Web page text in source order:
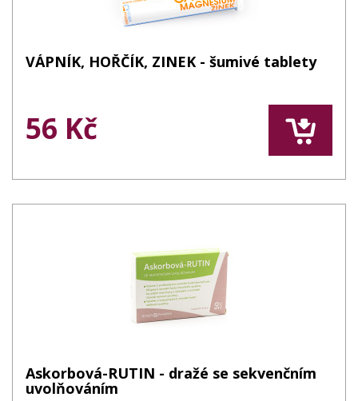
VÁPNÍK, HOŘČÍK, ZINEK - šumivé tablety
56 Kč
Askorbová-RUTIN - dražé se sekvenčním
uvolňováním